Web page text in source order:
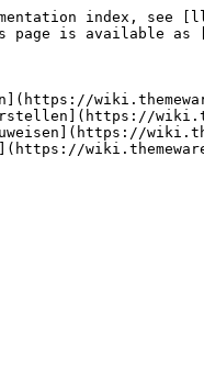
index, see
page is available as